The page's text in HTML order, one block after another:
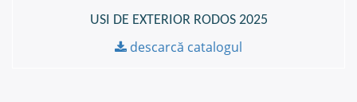
USI DE EXTERIOR RODOS 2025
descarcă catalogul